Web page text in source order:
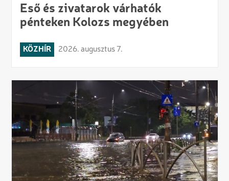
Eső és zivatarok várhatók
pénteken Kolozs megyében
KÖZHÍR 2026. augusztus 7.